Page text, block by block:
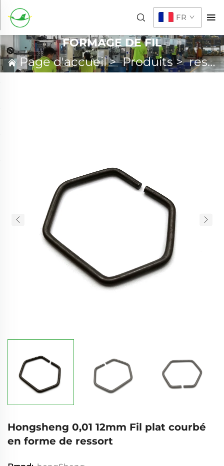
FR
FORMAGE DE FIL
Page d'accueil>Produits>ressort personnalisé
Hongsheng 0,01 12mm Fil plat courbé
en forme de ressort